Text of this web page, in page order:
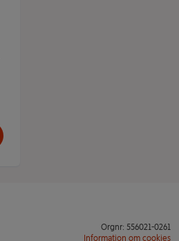
Orgnr: 556021-0261
Information om cookies